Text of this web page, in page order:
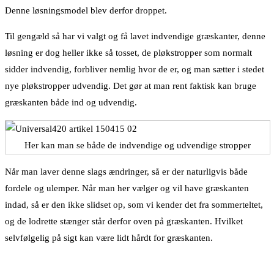
Denne løsningsmodel blev derfor droppet.
Til gengæld så har vi valgt og få lavet indvendige græskanter, denne
løsning er dog heller ikke så tosset, de pløkstropper som normalt
sidder indvendig, forbliver nemlig hvor de er, og man sætter i stedet
nye pløkstropper udvendig. Det gør at man rent faktisk kan bruge
græskanten både ind og udvendig.
Her kan man se både de indvendige og udvendige stropper
Når man laver denne slags ændringer, så er der naturligvis både
fordele og ulemper. Når man her vælger og vil have græskanten
indad, så er den ikke slidset op, som vi kender det fra sommerteltet,
og de lodrette stænger står derfor oven på græskanten. Hvilket
selvfølgelig på sigt kan være lidt hårdt for græskanten.